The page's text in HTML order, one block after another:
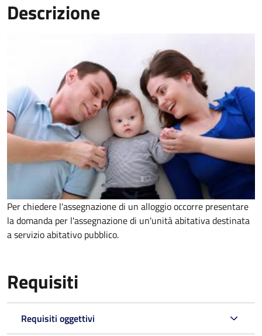
Descrizione
Per chiedere l'assegnazione di un alloggio occorre presentare
la domanda per l'assegnazione di un'unità abitativa destinata
a servizio abitativo pubblico.
Requisiti
Requisiti oggettivi